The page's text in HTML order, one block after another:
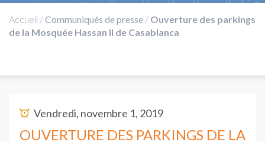
Accueil /Communiqués de presse / Ouverture des parkings
de la Mosquée Hassan II de Casablanca
Vendredi, novembre 1, 2019
OUVERTURE DES PARKINGS DE LA